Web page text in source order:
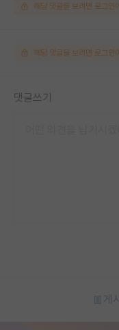
해당 댓글을 보려면 로그인
해당 댓글을 보려면 로그인
댓글쓰기
게